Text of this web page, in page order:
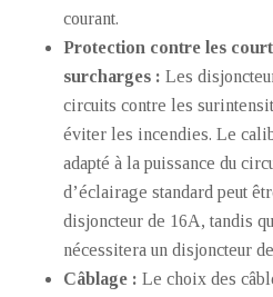
courant.
Protection contre les
surcharges : Les
circuits contre les
éviter les incendies. Le
adapté à la puissance du
d’éclairage standard peut
disjoncteur de 16A, tandis
nécessitera un disjoncteur
Câblage : Le choix des